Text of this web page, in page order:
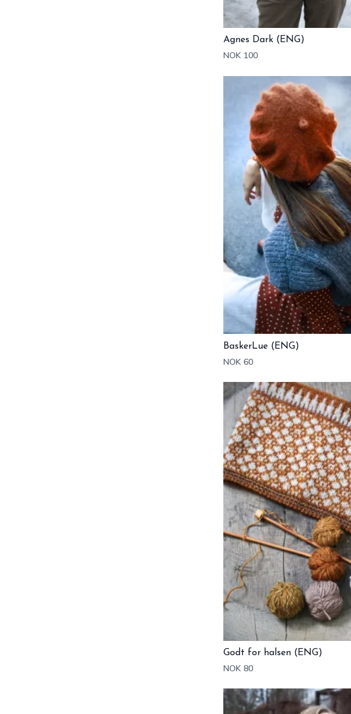
Agnes Dark (ENG)
NOK 100
BaskerLue (ENG)
NOK 60
Godt for halsen (ENG)
NOK 80